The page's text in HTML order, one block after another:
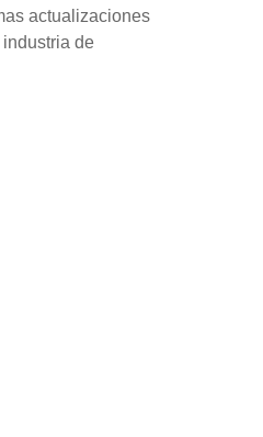
actualizaciones
de